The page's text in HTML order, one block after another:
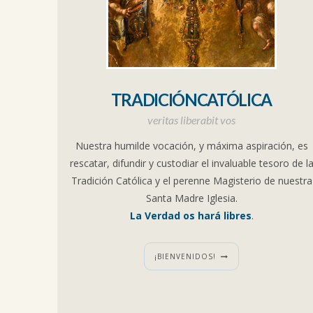
TRADICIÓNCATÓLICA
veritas liberabit vos
Nuestra humilde vocación, y máxima aspiración, es
rescatar, difundir y custodiar el invaluable tesoro de la
Tradición Católica y el perenne Magisterio de nuestra
Santa Madre Iglesia.
La Verdad os hará libres.
¡BIENVENIDOS!